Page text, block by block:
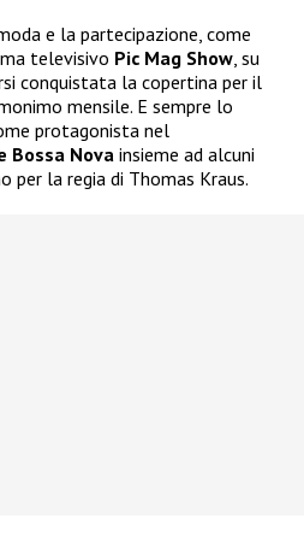
e la partecipazione, come
televisivo Pic Mag Show, su
conquistata la copertina per il
mensile. E sempre lo
protagonista nel
Bossa Nova insieme ad alcuni
per la regia di Thomas Kraus.